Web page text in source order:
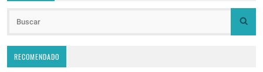
RECOMENDADO